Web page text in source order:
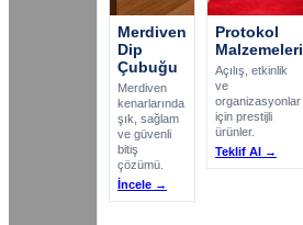
Merdiven
Dip
Çubuğu
Merdiven
kenarlarında
şık, sağlam
ve güvenli
bitiş
çözümü.
İncele →
Protokol
Malzemeleri
Açılış, etkinlik
ve
organizasyonlar
için prestijli
ürünler.
Teklif Al →